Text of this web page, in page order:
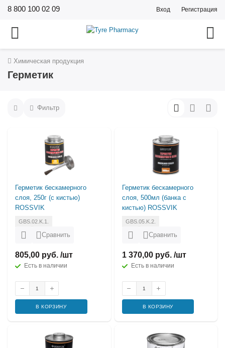
8 800 100 02 09 Вход Регистрация
Химическая продукция
Герметик
Фильтр
Герметик бескамерного
слоя, 250г (с кистью)
ROSSVIK
GBS.02.K.1.
Сравнить
805,00 руб. /шт
Есть в наличии
В КОРЗИНУ
Герметик бескамерного
слоя, 500мл (банка с
кистью) ROSSVIK
GBS.05.K.2.
Сравнить
1 370,00 руб. /шт
Есть в наличии
В КОРЗИНУ